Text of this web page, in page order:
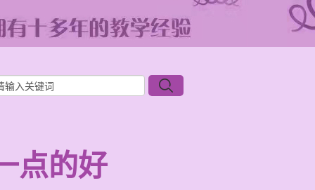
点的好